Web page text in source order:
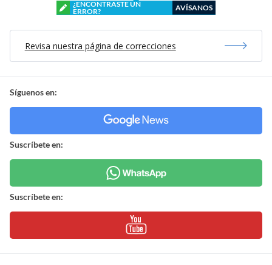
¿ENCONTRASTE UN
ERROR?
AVÍSANOS
Revisa nuestra página de correcciones
Síguenos en:
Suscríbete en:
Suscríbete en: